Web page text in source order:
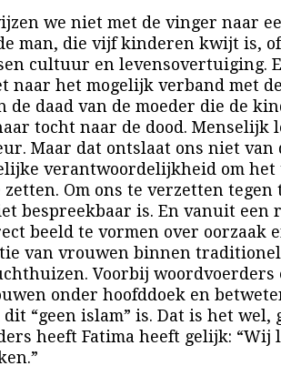
we niet met de vinger naar
man, die vijf kinderen kwijt is,
cultuur en levensovertuiging.
naar het mogelijk verband met
de daad van de moeder die de
tocht naar de dood. Menselijk
Maar dat ontslaat ons niet van
verantwoordelijkheid om het
zetten. Om ons te verzetten tegen
bespreekbaar is. En vanuit een
beeld te vormen over oorzaak
van vrouwen binnen
Voorbij woordvoerders
onder hoofddoek en
“geen islam” is. Dat is het wel,
heeft Fatima heeft gelijk: “Wij